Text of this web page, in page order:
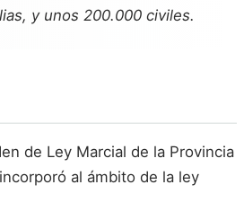
y unos 200.000 civiles.
de Ley Marcial de la Provincia
al ámbito de la ley